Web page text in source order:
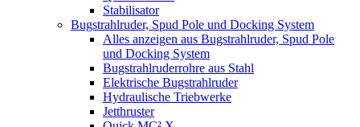
Stabilisator
Bugstrahlruder, Spud Pole und Docking System
Alles anzeigen aus Bugstrahlruder, Spud Pole
und Docking System
Bugstrahlruderrohre aus Stahl
Elektrische Bugstrahlruder
Hydraulische Triebwerke
Jetthruster